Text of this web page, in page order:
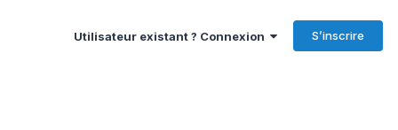
Utilisateur existant ? Connexion S’inscrire